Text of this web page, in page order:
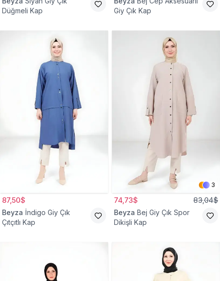
Düğmeli Kap
Giy Çık Kap
87,50$
Beyza İndigo Giy Çık
Çıtçıtlı Kap
3
74,73$ 83,04$
Beyza Bej Giy Çık Spor
Dikişli Kap